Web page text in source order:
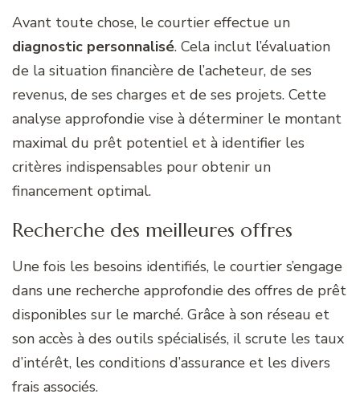
Avant toute chose, le courtier effectue un
diagnostic personnalisé. Cela inclut l’évaluation
de la situation financière de l’acheteur, de ses
revenus, de ses charges et de ses projets. Cette
analyse approfondie vise à déterminer le montant
maximal du prêt potentiel et à identifier les
critères indispensables pour obtenir un
financement optimal.
Recherche des meilleures offres
Une fois les besoins identifiés, le courtier s’engage
dans une recherche approfondie des offres de prêt
disponibles sur le marché. Grâce à son réseau et
son accès à des outils spécialisés, il scrute les taux
d’intérêt, les conditions d’assurance et les divers
frais associés.